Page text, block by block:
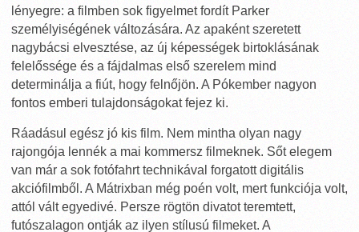
lényegre: a filmben sok figyelmet fordít Parker
személyiségének változására. Az apaként szeretett
nagybácsi elvesztése, az új képességek birtoklásának
felelőssége és a fájdalmas első szerelem mind
determinálja a fiút, hogy felnőjön. A Pókember nagyon
fontos emberi tulajdonságokat fejez ki.
Ráadásul egész jó kis film. Nem mintha olyan nagy
rajongója lennék a mai kommersz filmeknek. Sőt elegem
van már a sok fotófahrt technikával forgatott digitális
akciófilmből. A Mátrixban még poén volt, mert funkciója volt,
attól vált egyedivé. Persze rögtön divatot teremtett,
futószalagon ontják az ilyen stílusú filmeket. A